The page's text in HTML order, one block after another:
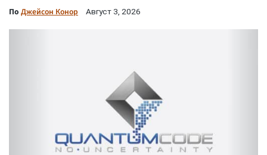
По Джейсон Конор Август 3, 2026